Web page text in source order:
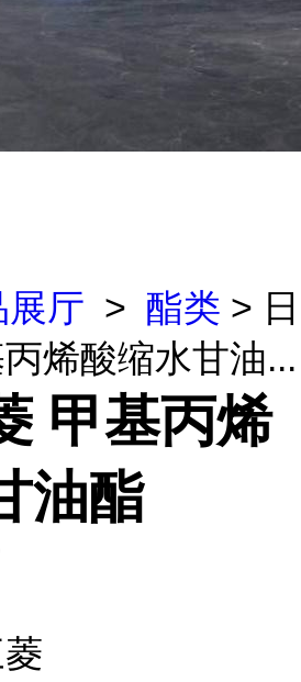
展厅 > 酯类 > 日
烯酸缩水甘油...
甲基丙烯
油酯